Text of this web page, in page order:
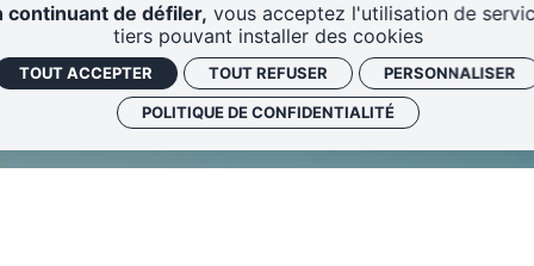
continuant de défiler, vous acceptez l'utilisation de
tiers pouvant installer des cookies
TOUT ACCEPTER TOUT REFUSER PERSONNALISER
POLITIQUE DE CONFIDENTIALITÉ